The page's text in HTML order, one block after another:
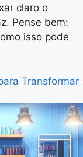
claro o
Pense bem:
isso pode
Transformar